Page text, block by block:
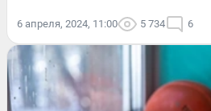
6 апреля, 2024, 11:00 5 734 6